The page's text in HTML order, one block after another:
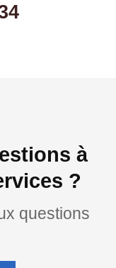
à
?
questions